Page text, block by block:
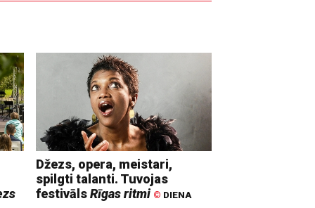
Džezs, opera, meistari,
spilgti talanti. Tuvojas
festivālsRīgas ritmi © DIENA